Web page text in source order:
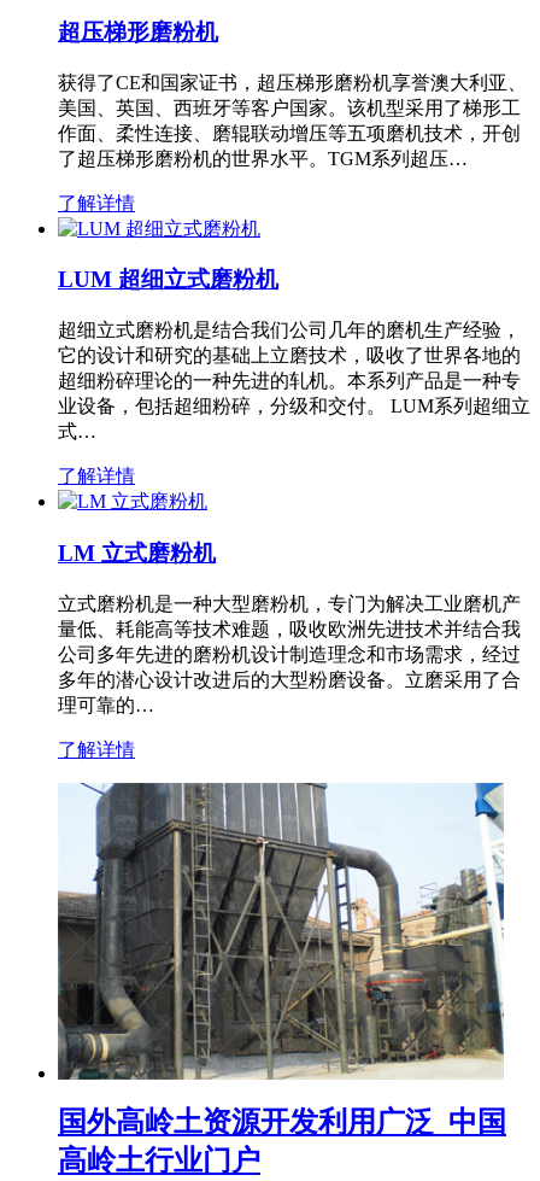
超压梯形磨粉机
获得了CE和国家证书，超压梯形磨粉机享誉澳大利亚、
美国、英国、西班牙等客户国家。该机型采用了梯形工
作面、柔性连接、磨辊联动增压等五项磨机技术，开创
了超压梯形磨粉机的世界水平。TGM系列超压…
了解详情
LUM 超细立式磨粉机
超细立式磨粉机是结合我们公司几年的磨机生产经验，
它的设计和研究的基础上立磨技术，吸收了世界各地的
超细粉碎理论的一种先进的轧机。本系列产品是一种专
业设备，包括超细粉碎，分级和交付。 LUM系列超细立
式…
了解详情
LM 立式磨粉机
立式磨粉机是一种大型磨粉机，专门为解决工业磨机产
量低、耗能高等技术难题，吸收欧洲先进技术并结合我
公司多年先进的磨粉机设计制造理念和市场需求，经过
多年的潜心设计改进后的大型粉磨设备。立磨采用了合
理可靠的…
了解详情
国外高岭土资源开发利用广泛_中国
高岭土行业门户